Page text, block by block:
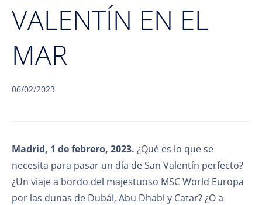
VALENTÍN EN EL
MAR
06/02/2023
Madrid, 1 de febrero, 2023. ¿Qué es lo que se
necesita para pasar un día de San Valentín perfecto?
¿Un viaje a bordo del majestuoso MSC World Europa
por las dunas de Dubái, Abu Dhabi y Catar? ¿O a